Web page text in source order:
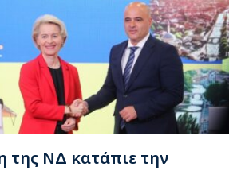
της ΝΔ κατάπιε την